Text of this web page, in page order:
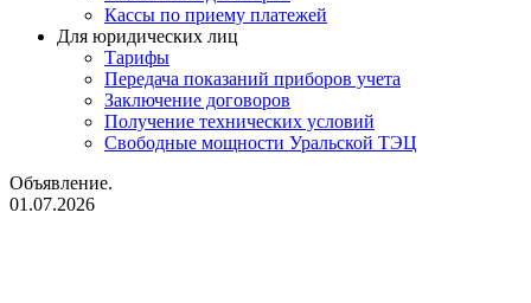
Кассы по приему платежей
Для юридических лиц
Тарифы
Передача показаний приборов учета
Заключение договоров
Получение технических условий
Свободные мощности Уральской ТЭЦ
Объявление.
01.07.2026